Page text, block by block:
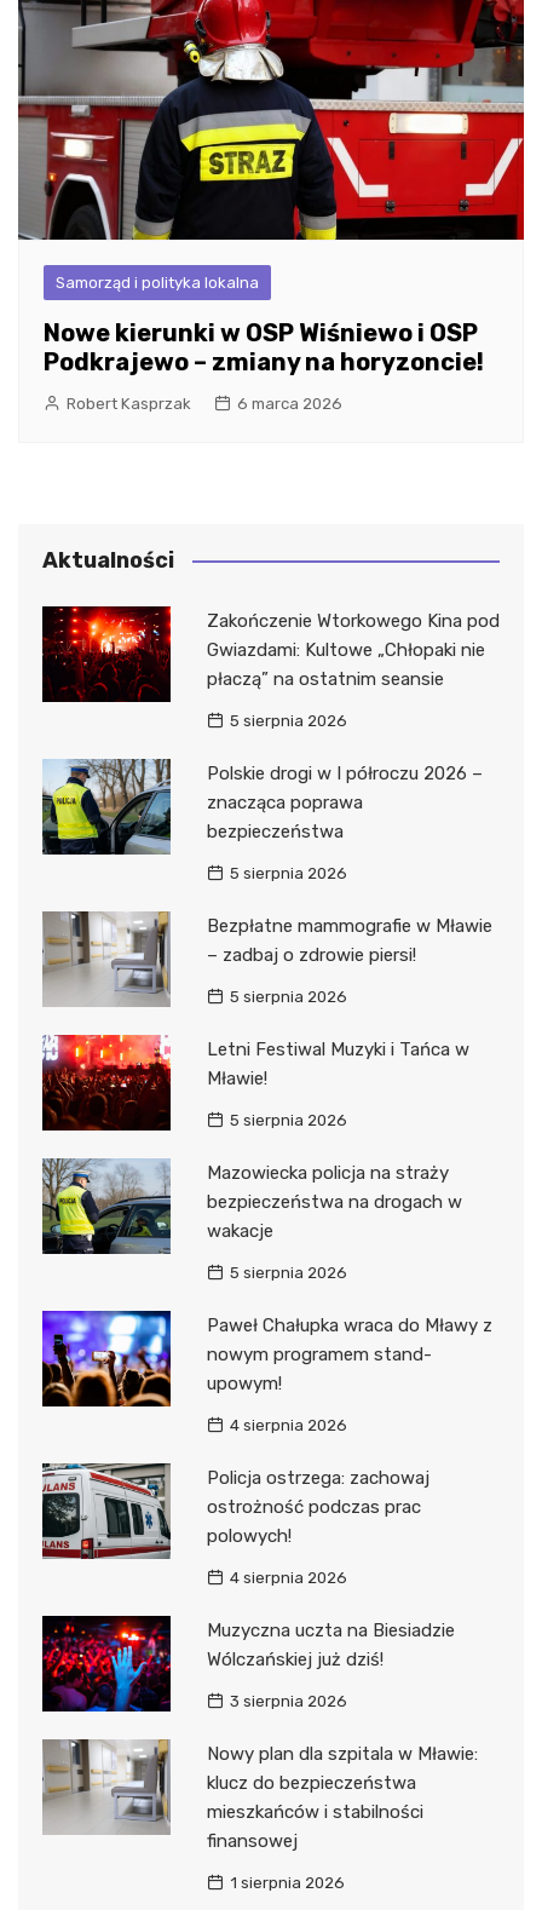
Samorząd i polityka lokalna
Nowe kierunki w OSP Wiśniewo i OSP
Podkrajewo – zmiany na horyzoncie!
Robert Kasprzak 6 marca 2026
Aktualności
Zakończenie Wtorkowego Kina pod
Gwiazdami: Kultowe „Chłopaki nie
płaczą” na ostatnim seansie
5 sierpnia 2026
Polskie drogi w I półroczu 2026 –
znacząca poprawa
bezpieczeństwa
5 sierpnia 2026
Bezpłatne mammografie w Mławie
– zadbaj o zdrowie piersi!
5 sierpnia 2026
Letni Festiwal Muzyki i Tańca w
Mławie!
5 sierpnia 2026
Mazowiecka policja na straży
bezpieczeństwa na drogach w
wakacje
5 sierpnia 2026
Paweł Chałupka wraca do Mławy z
nowym programem stand-
upowym!
4 sierpnia 2026
Policja ostrzega: zachowaj
ostrożność podczas prac
polowych!
4 sierpnia 2026
Muzyczna uczta na Biesiadzie
Wólczańskiej już dziś!
3 sierpnia 2026
Nowy plan dla szpitala w Mławie:
klucz do bezpieczeństwa
mieszkańców i stabilności
finansowej
1 sierpnia 2026